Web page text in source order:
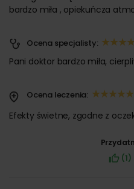
bardzo miła , opiekuńcza
Ocena specjalisty:
Pani doktor bardzo miła,
Ocena leczenia:
Efekty świetne, zgodne z
(1)